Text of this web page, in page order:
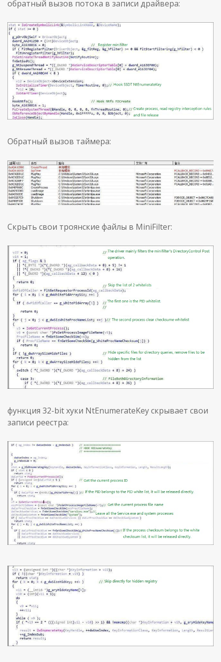
обратный вызов потока в записи драйвера:
Обратный вызов таймера:
Скрыть свои троянские файлы в MiniFilter:
функция 32-bit хуки NtEnumerateKey скрывает свои
записи реестра: